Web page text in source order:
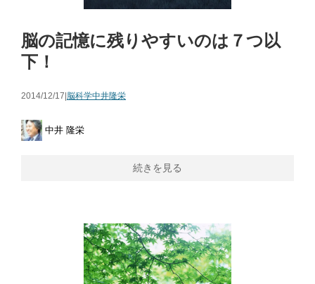
脳の記憶に残りやすいのは７つ以
下！
2014/12/17|脳科学中井隆栄
中井 隆栄
続きを見る